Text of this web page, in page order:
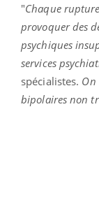
"Chaque
provoquer des
psychiques
services
spécialistes. On
bipolaires non